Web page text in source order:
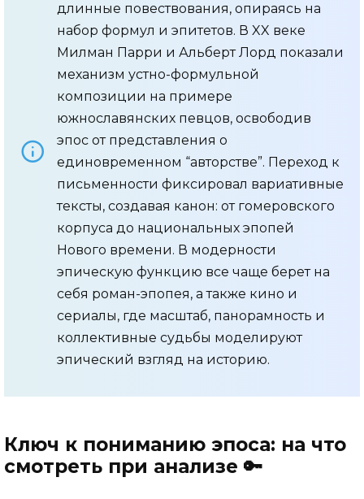
длинные повествования, опираясь на
набор формул и эпитетов. В XX веке
Милман Парри и Альберт Лорд показали
механизм устно-формульной
композиции на примере
южнославянских певцов, освободив
эпос от представления о
единовременном “авторстве”. Переход к
письменности фиксировал вариативные
тексты, создавая канон: от гомеровского
корпуса до национальных эпопей
Нового времени. В модерности
эпическую функцию все чаще берет на
себя роман-эпопея, а также кино и
сериалы, где масштаб, панорамность и
коллективные судьбы моделируют
эпический взгляд на историю.
Ключ к пониманию эпоса: на что
смотреть при анализе 🔑